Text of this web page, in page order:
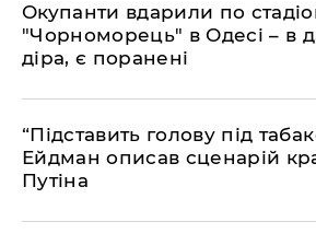
​Окупанти вдарили по
"Чорноморець" в Одесі – в
діра, є поранені
​“Підставить голову під
Ейдман описав сценарій
Путіна